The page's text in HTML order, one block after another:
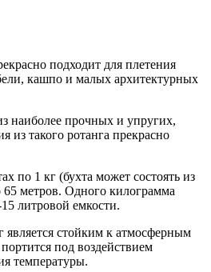
подходит для плетения
кашпо и малых архитектурных
наиболее прочных и упругих,
из такого ротанга прекрасно
по 1 кг (бухта может состоять из
65 метров. Одного килограмма
литровой емкости.
является стойким к атмосферным
под воздействием
температуры.